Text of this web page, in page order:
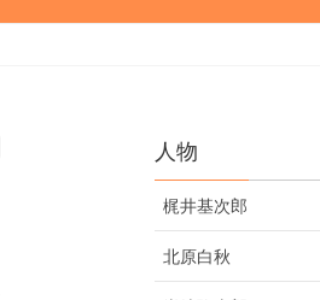
人物
梶井基次郎
北原白秋